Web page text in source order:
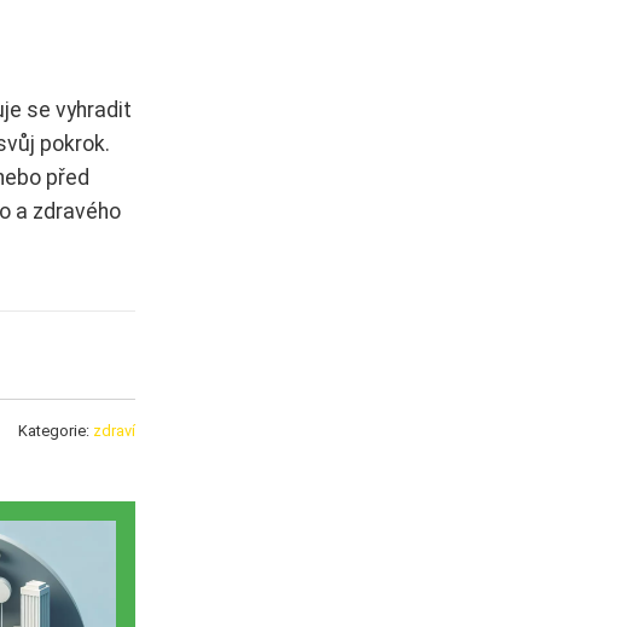
se vyhradit
pokrok.
před
a zdravého
Kategorie: zdraví